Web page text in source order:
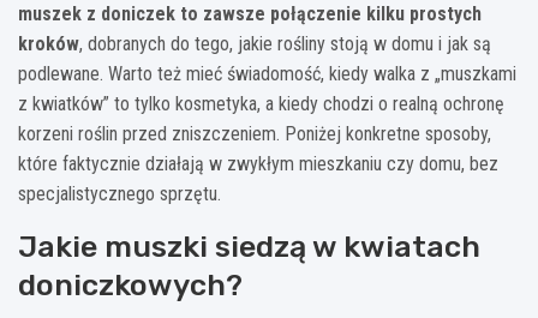
muszek z doniczek to zawsze połączenie kilku prostych
kroków, dobranych do tego, jakie rośliny stoją w domu i jak są
podlewane. Warto też mieć świadomość, kiedy walka z „muszkami
z kwiatków” to tylko kosmetyka, a kiedy chodzi o realną ochronę
korzeni roślin przed zniszczeniem. Poniżej konkretne sposoby,
które faktycznie działają w zwykłym mieszkaniu czy domu, bez
specjalistycznego sprzętu.
Jakie muszki siedzą w kwiatach
doniczkowych?